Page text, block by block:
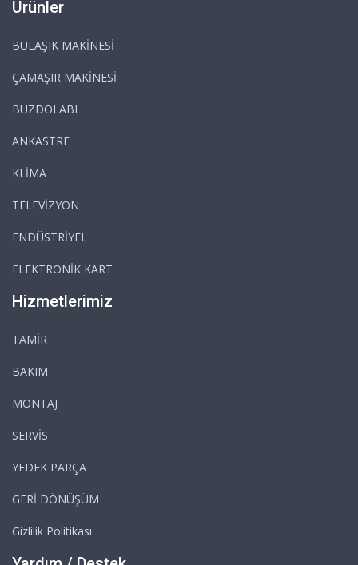
Ürünler
BULAŞIK MAKİNESİ
ÇAMAŞIR MAKİNESİ
BUZDOLABI
ANKASTRE
KLİMA
TELEVİZYON
ENDÜSTRİYEL
ELEKTRONİK KART
Hizmetlerimiz
TAMİR
BAKIM
MONTAJ
SERVİS
YEDEK PARÇA
GERİ DÖNÜŞÜM
Gizlilik Politikası